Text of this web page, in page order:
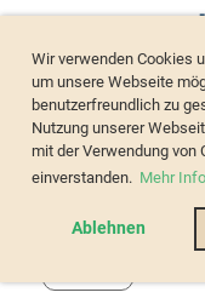
Wir verwenden Cookies
um unsere Webseite
benutzerfreundlich zu
Nutzung unserer
mit der Verwendung von
einverstanden. Mehr
Ablehnen